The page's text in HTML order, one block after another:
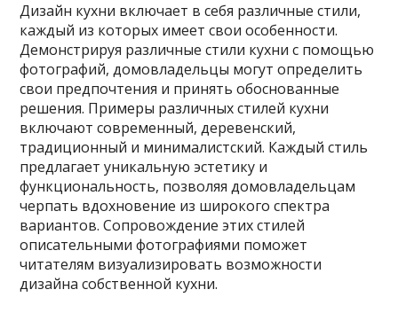
Дизайн кухни включает в себя различные стили,
каждый из которых имеет свои особенности.
Демонстрируя различные стили кухни с помощью
фотографий, домовладельцы могут определить
свои предпочтения и принять обоснованные
решения. Примеры различных стилей кухни
включают современный, деревенский,
традиционный и минималистский. Каждый стиль
предлагает уникальную эстетику и
функциональность, позволяя домовладельцам
черпать вдохновение из широкого спектра
вариантов. Сопровождение этих стилей
описательными фотографиями поможет
читателям визуализировать возможности
дизайна собственной кухни.